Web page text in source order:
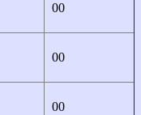
00
00
00